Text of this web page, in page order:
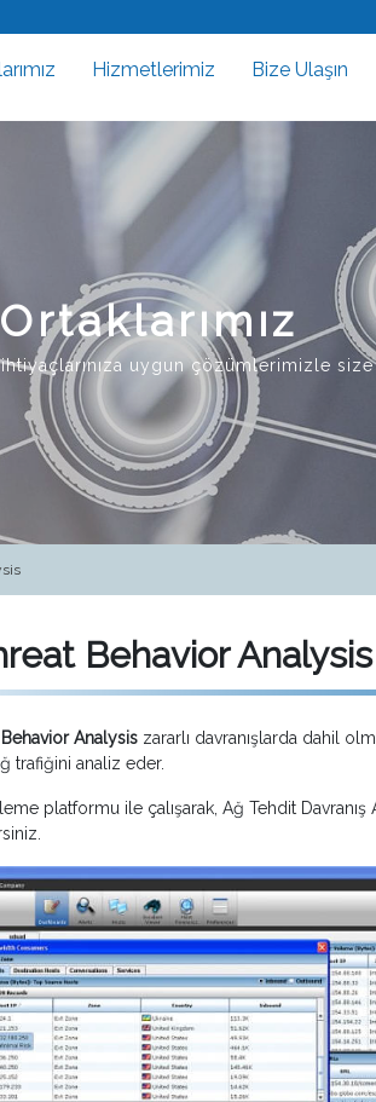
Hizmetlerimiz Bize Ulaşın
uygun çözümlerimizle
Behavior Analysis
Analysis zararlı davranışlarda dahil
trafiğini analiz eder.
platformu ile çalışarak, Ağ Tehdit